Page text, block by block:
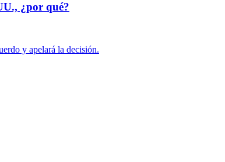
¿por qué?
y apelará la decisión.